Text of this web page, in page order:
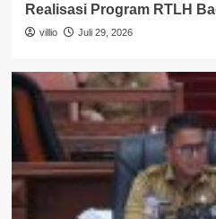
Realisasi Program RTLH
villio Juli 29, 2026